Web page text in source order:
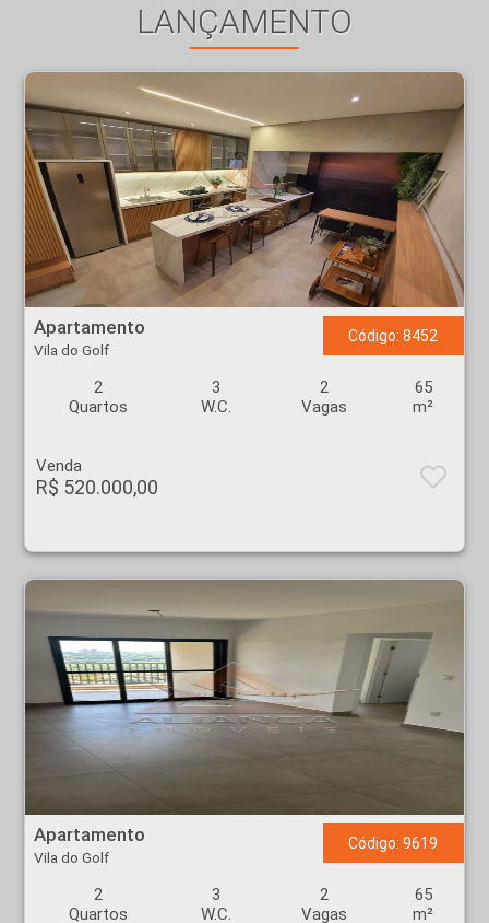
LANÇAMENTO
Apartamento - Vila do Golf - Ribeirão Preto
Apartamento
Vila do Golf
Código: 8452
2
Quartos
3
W.C.
2
Vagas
65
m²
Venda
R$ 520.000,00
Apartamento
Vila do Golf
Código: 9619
2
Quartos
3
W.C.
2
Vagas
65
m²